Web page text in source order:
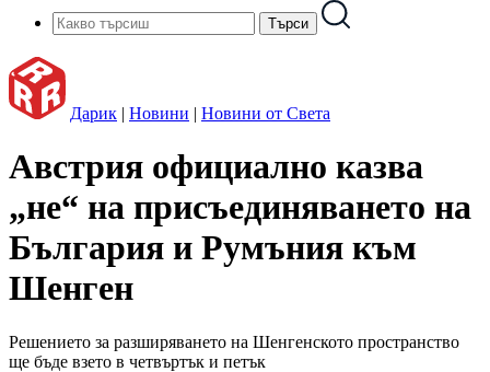
Дарик | Новини | Новини от Света
Австрия официално казва
„не“ на присъединяването на
България и Румъния към
Шенген
Решението за разширяването на Шенгенското пространство
ще бъде взето в четвъртък и петък